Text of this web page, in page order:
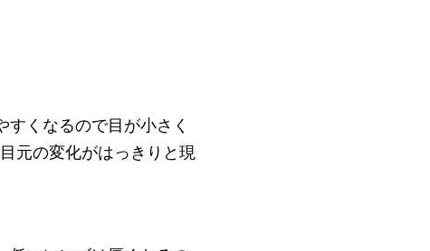
くなるので目が小さく
元の変化がはっきりと現